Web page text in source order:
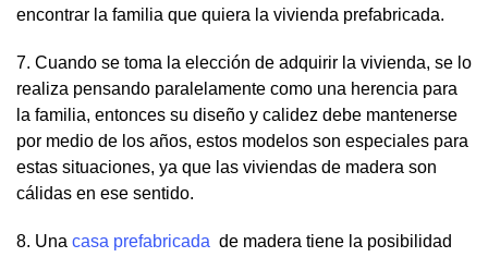
encontrar la familia que quiera la vivienda prefabricada.
7. Cuando se toma la elección de adquirir la vivienda, se lo
realiza pensando paralelamente como una herencia para
la familia, entonces su diseño y calidez debe mantenerse
por medio de los años, estos modelos son especiales para
estas situaciones, ya que las viviendas de madera son
cálidas en ese sentido.
8. Una casa prefabricada de madera tiene la posibilidad